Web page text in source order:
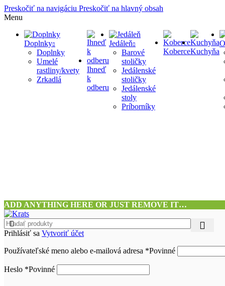
Preskočiť na navigáciu Preskočiť na hlavný obsah
Menu
Doplnky
Doplnky
Umelé
rastliny/kvety
Zrkadlá
Ihneď
k
odberu
Jedáleň
Barové
stoličky
Jedálenské
stoličky
Jedálenské
stoly
Príborníky
KoberceKuchyňa
ADD ANYTHING HERE OR JUST REMOVE IT…
Prihlásiť sa Vytvoriť účet
Používateľské meno alebo e-mailová adresa *Povinné
Heslo *Povinné